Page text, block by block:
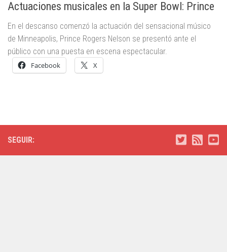
Actuaciones musicales en la Super Bowl: Prince
En el descanso comenzó la actuación del sensacional músico
de Minneapolis, Prince Rogers Nelson se presentó ante el
público con una puesta en escena espectacular.
Facebook X
SEGUIR: